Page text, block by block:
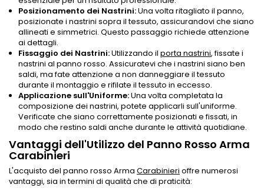
Posizionamento dei Nastrini:Una volta ritagliato il panno,
posizionate i nastrini sopra il tessuto, assicurandovi che siano
allineati e simmetrici. Questo passaggio richiede attenzione
ai dettagli.
Fissaggio dei Nastrini:Utilizzando il porta nastrini, fissate i
nastrini al panno rosso. Assicuratevi che i nastrini siano ben
saldi, ma fate attenzione a non danneggiare il tessuto
durante il montaggio e rifilate il tessuto in eccesso.
Applicazione sull'Uniforme:Una volta completata la
composizione dei nastrini, potete applicarli sull'uniforme.
Verificate che siano correttamente posizionati e fissati, in
modo che restino saldi anche durante le attività quotidiane.
Vantaggi dell'Utilizzo del Panno Rosso Arma
Carabinieri
L'acquisto del panno rosso Arma Carabinieri offre numerosi
vantaggi, sia in termini di qualità che di praticità: